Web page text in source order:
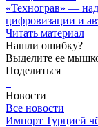
«Технограв» —
цифровизации и
Читать материал
Нашли ошибку?
Выделите ее
Поделиться
Новости
Все новости
Импорт Турцией